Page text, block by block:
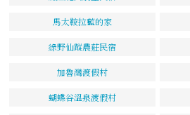
馬太鞍拉藍的家
綠野仙蹤農莊民宿
加魯灣渡假村
蝴蝶谷溫泉渡假村